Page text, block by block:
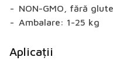
NON-GMO, fără
Ambalare: 1-25 kg
Aplicații